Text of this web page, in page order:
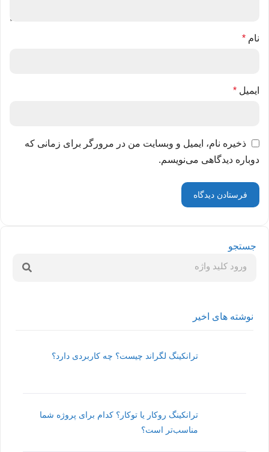
نام *
ایمیل *
ذخیره نام، ایمیل و وبسایت من در مرورگر برای زمانی که
دوباره دیدگاهی می‌نویسم.
جستجو
نوشته های اخیر
ترانکینگ لگراند چیست؟ چه کاربردی دارد؟
ترانکینگ روکار یا توکار؟ کدام برای پروژه شما
مناسب‌تر است؟